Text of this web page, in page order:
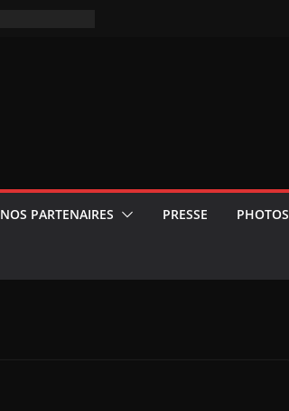
NOS PARTENAIRES PRESSE PHOTOS